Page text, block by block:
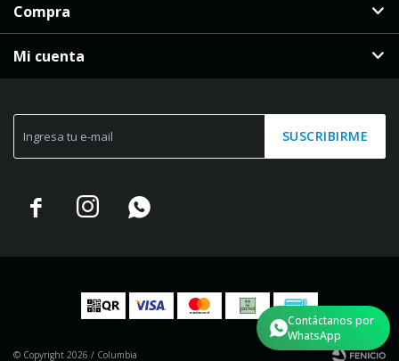
SUSCRIBIRME
  
Compra
Mi cuenta
© Copyright 2026 / Columbia
Contáctanos por
WhatsApp